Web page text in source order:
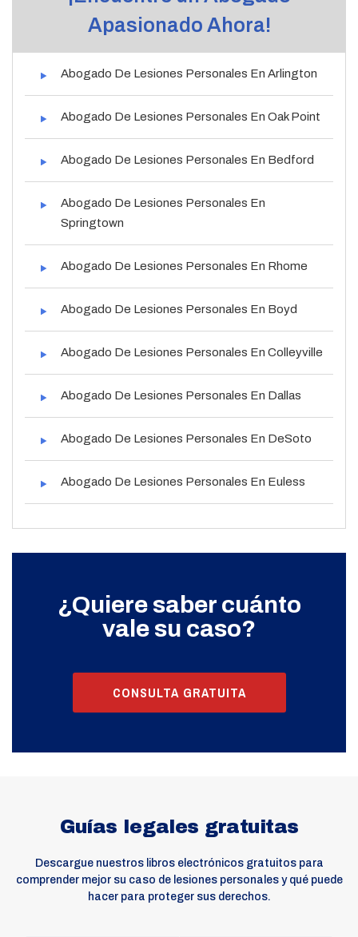
Apasionado Ahora!
Abogado De Lesiones Personales En Arlington
Abogado De Lesiones Personales En Oak Point
Abogado De Lesiones Personales En Bedford
Abogado De Lesiones Personales En
Springtown
Abogado De Lesiones Personales En Rhome
Abogado De Lesiones Personales En Boyd
Abogado De Lesiones Personales En Colleyville
Abogado De Lesiones Personales En Dallas
Abogado De Lesiones Personales En DeSoto
Abogado De Lesiones Personales En Euless
¿Quiere saber cuánto
vale su caso?
CONSULTA GRATUITA
Guías legales gratuitas
Descargue nuestros libros electrónicos gratuitos para
comprender mejor su caso de lesiones personales y qué puede
hacer para proteger sus derechos.